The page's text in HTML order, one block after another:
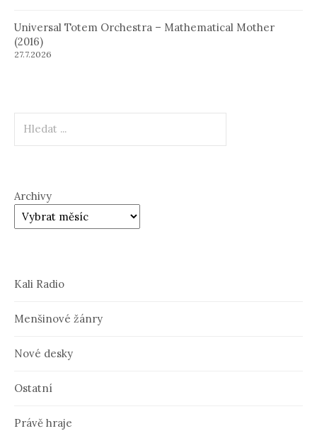
Universal Totem Orchestra – Mathematical Mother
(2016)
27.7.2026
Archivy
Kali Radio
Menšinové žánry
Nové desky
Ostatní
Právě hraje